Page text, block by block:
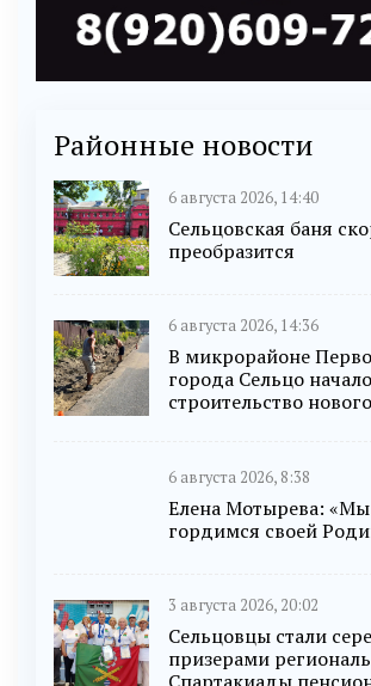
Районные новости
6 августа 2026, 14:40
Сельцовская баня
преобразится
6 августа 2026, 14:36
В микрорайоне
города Сельцо
строительство
6 августа 2026, 8:38
Елена Мотырева:
гордимся своей
3 августа 2026, 20:02
Сельцовцы стали
призерами